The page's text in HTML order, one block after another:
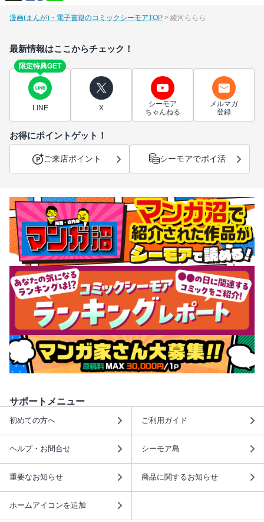
漫画(まんが)・電子書籍のコミックシーモアTOP 綾河ららら
最新情報はここからチェック！
限定特典GET
LINE X
シーモア
ちゃんねる
メルマガ
登録
お得にポイントゲット！
ご来店ポイント シーモアでポイ活
サポートメニュー
初めての方へ ご利用ガイド
ヘルプ・お問合せ シーモア島
重要なお知らせ 商品に関するお知らせ
ホームアイコンを追加